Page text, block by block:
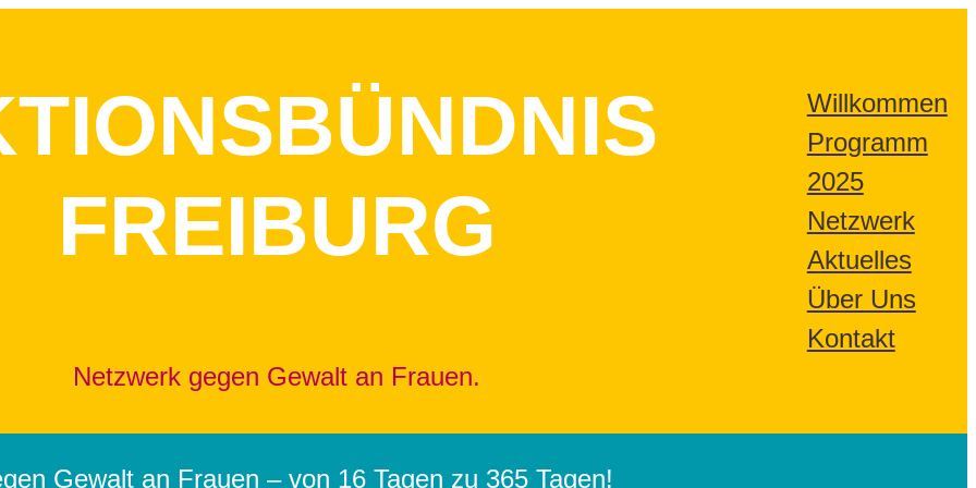
FREIBURG
Netzwerk gegen Gewalt an Frauen.
Willkommen
Programm
2025
Netzwerk
Aktuelles
Über Uns
Kontakt
Gewalt an Frauen – von 16 Tagen zu 365 Tagen!